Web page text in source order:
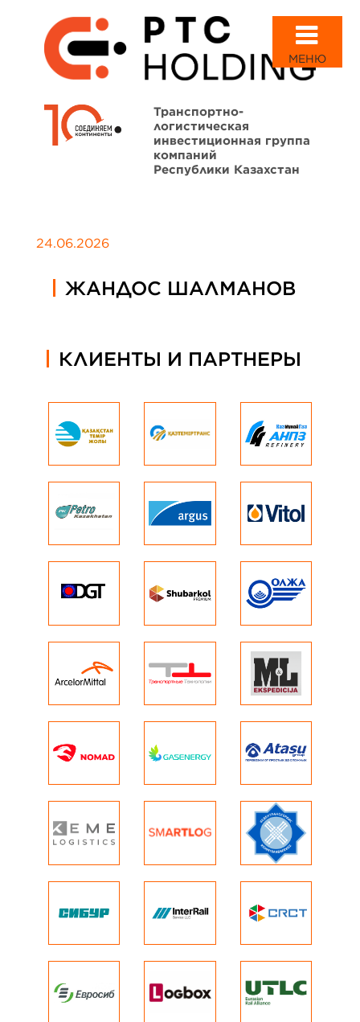
МЕНЮ
Транспортно-
логистическая
инвестиционная группа
компаний
Республики Казахстан
24.06.2026
ЖАНДОС ШАЛМАНОВ
КЛИЕНТЫ И ПАРТНЕРЫ